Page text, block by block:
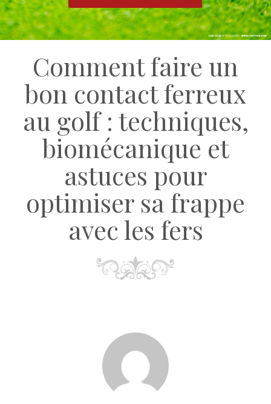
Comment faire un
bon contact ferreux
au golf : techniques,
biomécanique et
astuces pour
optimiser sa frappe
avec les fers